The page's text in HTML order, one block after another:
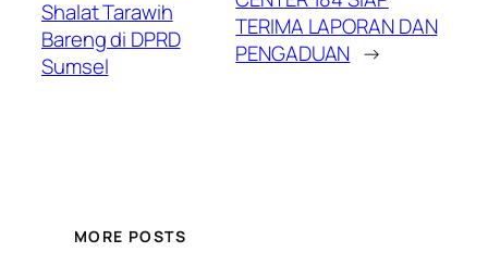
Shalat Tarawih
Bareng di DPRD
Sumsel
TERIMA LAPORAN DAN
PENGADUAN →
MORE POSTS